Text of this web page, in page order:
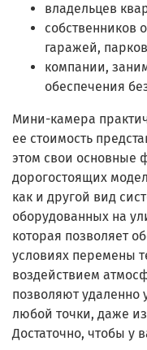
владельцев
собственников
гаражей,
компании,
обеспечения
Мини-камера
ее стоимость
этом свои основные
дорогостоящих
как и другой вид
оборудованных на
которая позволяет
условиях перемены
воздействием
позволяют удаленно
любой точки, даже
Достаточно, чтобы у